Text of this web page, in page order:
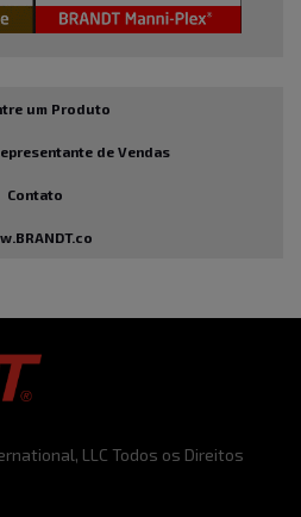
um Produto
de Vendas
Contato
LLC Todos os Direitos